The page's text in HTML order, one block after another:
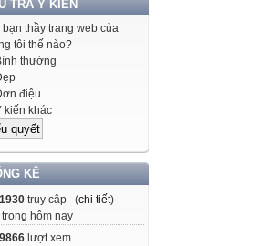
TRA Ý KIẾN
bạn thầy trang web của
tôi thế nào?
thường
điệu
kiến khác
KÊ
truy cập (chi tiết)
trong hôm nay
lượt xem